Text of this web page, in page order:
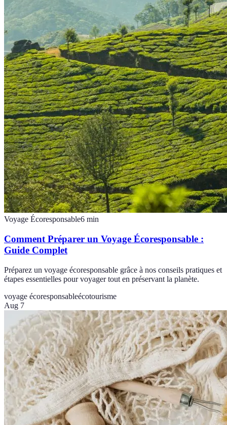
Voyage Écoresponsable6 min
Comment Préparer un Voyage Écoresponsable :
Guide Complet
Préparez un voyage écoresponsable grâce à nos conseils pratiques et
étapes essentielles pour voyager tout en préservant la planète.
voyage écoresponsableécotourisme
Aug 7